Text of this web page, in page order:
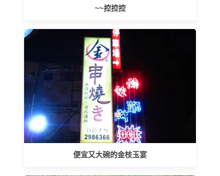
~~控控控
便宜又大碗的金枝玉宴